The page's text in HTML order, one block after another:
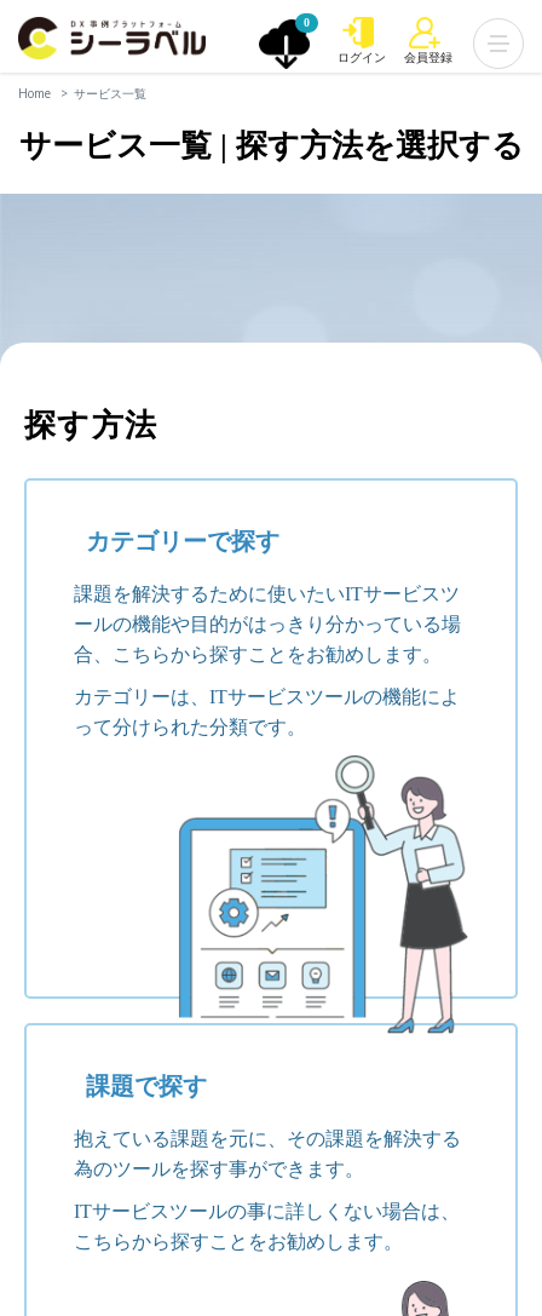
0
ログイン 会員登録
Home サービス一覧
サービス一覧 | 探す方法を選択する
探す方法
カテゴリーで探す
課題を解決するために使いたいITサービスツ
ールの機能や目的がはっきり分かっている場
合、こちらから探すことをお勧めします。
カテゴリーは、ITサービスツールの機能によ
って分けられた分類です。
課題で探す
抱えている課題を元に、その課題を解決する
為のツールを探す事ができます。
ITサービスツールの事に詳しくない場合は、
こちらから探すことをお勧めします。